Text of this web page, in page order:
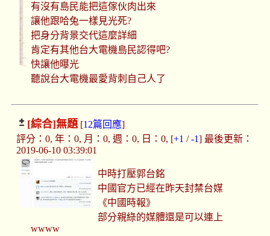
有沒有島民能把這傢伙肉出來
讓他跟哈兔一樣見光死?
把身分背景交代這麼詳細
肯定有其他台大電機島民認得吧?
快讓他曝光
聽說台大電機最愛背刺自己人了
[綜合]無題[12篇回應]
評分：0, 年：0, 月：0, 週：0, 日：0, [+1 /-1] 最後更新：
2019-06-10 03:39:01
中時打壓郭台銘
中國官方已經在昨天封禁台媒
《中國時報》
部分親綠的媒體還是可以連上
wwww